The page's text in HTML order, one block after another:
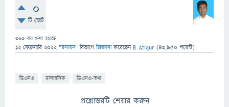
0
টি ভোট
363 বার দেখা হয়েছে
12 ফেব্রুয়ারি 2022 "রসায়ন" বিভাগে জিজ্ঞাসাকরেছেনR Atiqur (43,950 পয়েন্ট)
ডিএনএ রাসায়নিক ডিএনএ-তথ্য
প্রশ্নোত্তরটি শেয়ার করুন